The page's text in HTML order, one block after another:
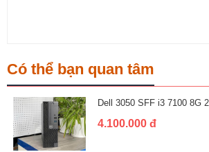
Có thể bạn quan tâm
Dell 3050 SFF i3 7100 8G
4.100.000 đ